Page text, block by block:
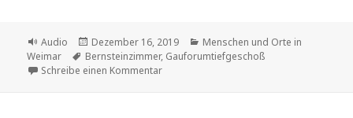
Format
Audio
Veröffentlicht
am
Dezember 16, 2019 Kategorien
Menschen und Orte in
Weimar
Schlagwörter
Bernsteinzimmer, Gauforumtiefgeschoß
Schreibe einen Kommentarzu Unter dem Gauforum – dem